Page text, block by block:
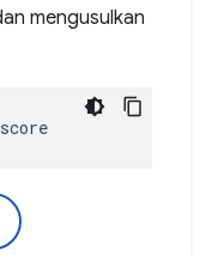
mengusulkan